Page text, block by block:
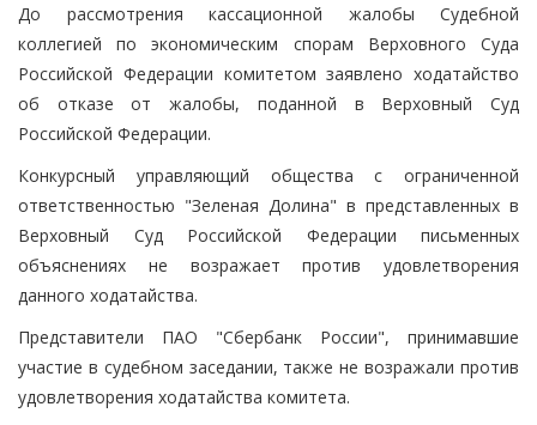
До рассмотрения кассационной жалобы Судебной
коллегией по экономическим спорам Верховного Суда
Российской Федерации комитетом заявлено ходатайство
об отказе от жалобы, поданной в Верховный Суд
Российской Федерации.
Конкурсный управляющий общества с ограниченной
ответственностью "Зеленая Долина" в представленных в
Верховный Суд Российской Федерации письменных
объяснениях не возражает против удовлетворения
данного ходатайства.
Представители ПАО "Сбербанк России", принимавшие
участие в судебном заседании, также не возражали против
удовлетворения ходатайства комитета.